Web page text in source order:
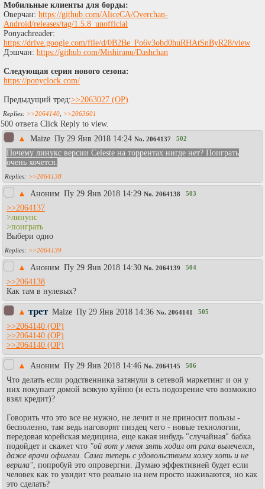
Мобильные клиенты для борды:
Оверчан: https://github.com/AliceCA/Overchan-
Android/releases/tag/1.5.8_unofficial
Ponyachreader:
https://drive.google.com/file/d/0B2Be_Po6v3obd0huRHAtSnByR28/view
Дэшчан: https://github.com/Mishiranu/Dashchan
Следующая серия нового сезона:
https://ponyclock.com/
Предыдущий тред:>>2063027
>>2064140 >>2063601
500 ответа Click Reply to view.
▲
Maize Пy 29 Янв 2018 14:24 No. 2064137 502
Почему линукс версии Celeste на торрентах нигде нет? Поиграть
очень хочется.
>>2064138
▲ Аноним Пy 29 Янв 2018 14:29 No. 2064138 503
>>2064137
>линупс
>поиграть
Выбери одно
>>2064139
▲ Аноним Пy 29 Янв 2018 14:30 No. 2064139 504
>>2064138
Как там в нулевых?
▲ трет Maize Пy 29 Янв 2018 14:36 No. 2064141 505
>>2064140
>>2064140
>>2064140
▲ Аноним Пy 29 Янв 2018 14:46 No. 2064145 506
Что делать если родственника затянули в сетевой маркетинг и он у
них покупает домой всякую хуйню (и есть подозрение что возможно
взял кредит)?
Говорить что это все не нужно, не лечит и не приносит пользы -
бесполезно, там ведь наговорят пиздец чего - новые технологии,
передовая корейская медицина, еще какая нибудь "случайная" бабка
подойдет и скажет что "ой вот у меня зять ходил от рака вылечелся,
даже врачи офигели. Сама теперь с удовольствием хожу хоть и не
верила" , попробуй это опровергни. Думаю эффективней будет если
человек как то увидит что реально на нем просто наживаются, но как
это сделать?